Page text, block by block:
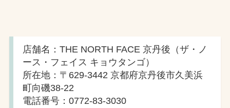
店舗名：THE NORTH FACE 京丹後（ザ・ノ
ース・フェイス キョウタンゴ）
所在地：〒629-3442 京都府京丹後市久美浜
町向磯38-22
電話番号：0772-83-3030